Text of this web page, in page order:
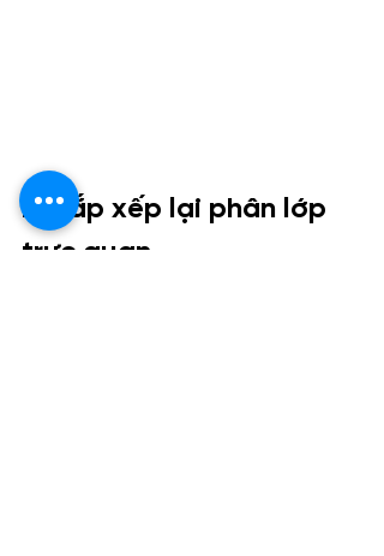
2. Sắp xếp lại phân lớp
trực quan